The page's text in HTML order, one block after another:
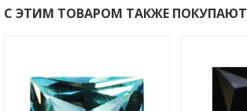
С ЭТИМ ТОВАРОМ ТАКЖЕ ПОКУПАЮТ